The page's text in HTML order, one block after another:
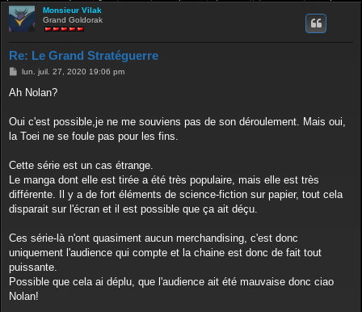
Monsieur Vilak
Grand Goldorak
Re: Le Grand Stratéguerre
M
s
g
lun. juil. 27, 2020 19:06 pm
Ah Nolan?
Oui c'est possible,je ne me souviens pas de son déroulement. Mais oui,
la Toei ne se foule pas pour les fins.
Cette série est un cas étrange.
Le manga dont elle est tirée a été très populaire, mais elle est très
différente. Il y a de fort éléments de science-fiction sur papier, tout cela
disparait sur l'écran et il est possible que ça ait déçu.
Ces série-là n'ont quasiment aucun merchandising, c'est donc
uniquement l'audience qui compte et la chaine est donc de fait tout
puissante.
Possible que cela ai déplu, que l'audience ait été mauvaise donc ciao
Nolan!